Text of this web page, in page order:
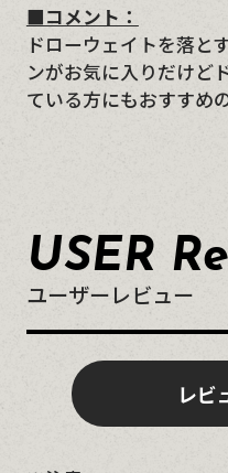
■コメント：
ドローウェイトを落と
ンがお気に入りだけど
ている方にもおすすめ
USER
ユーザーレビュー
レビ